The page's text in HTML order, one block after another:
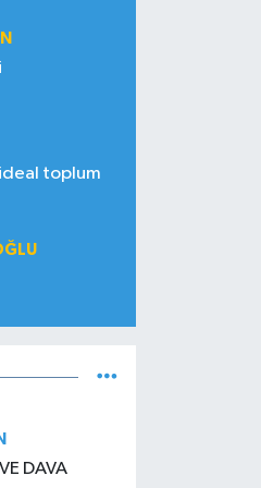
ideal toplum
DAVA